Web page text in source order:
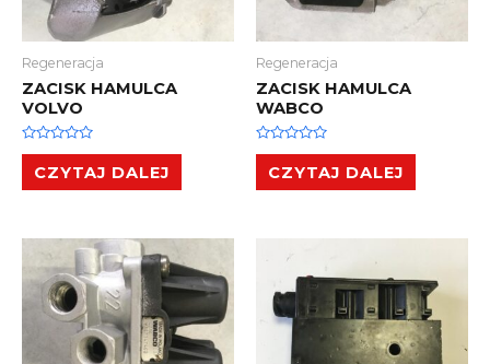
Regeneracja
ZACISK HAMULCA
VOLVO
Oceniono
na
5
CZYTAJ DALEJ
Regeneracja
ZACISK HAMULCA
WABCO
Oceniono
na
5
CZYTAJ DALEJ